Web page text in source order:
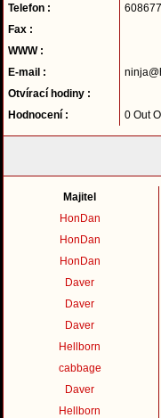
Telefon :
Fax :
WWW :
E-mail :
Otvírací hodiny :
Hodnocení :
0 Out
Majitel
HonDan
HonDan
HonDan
Daver
Daver
Daver
Hellborn
cabbage
Daver
Hellborn